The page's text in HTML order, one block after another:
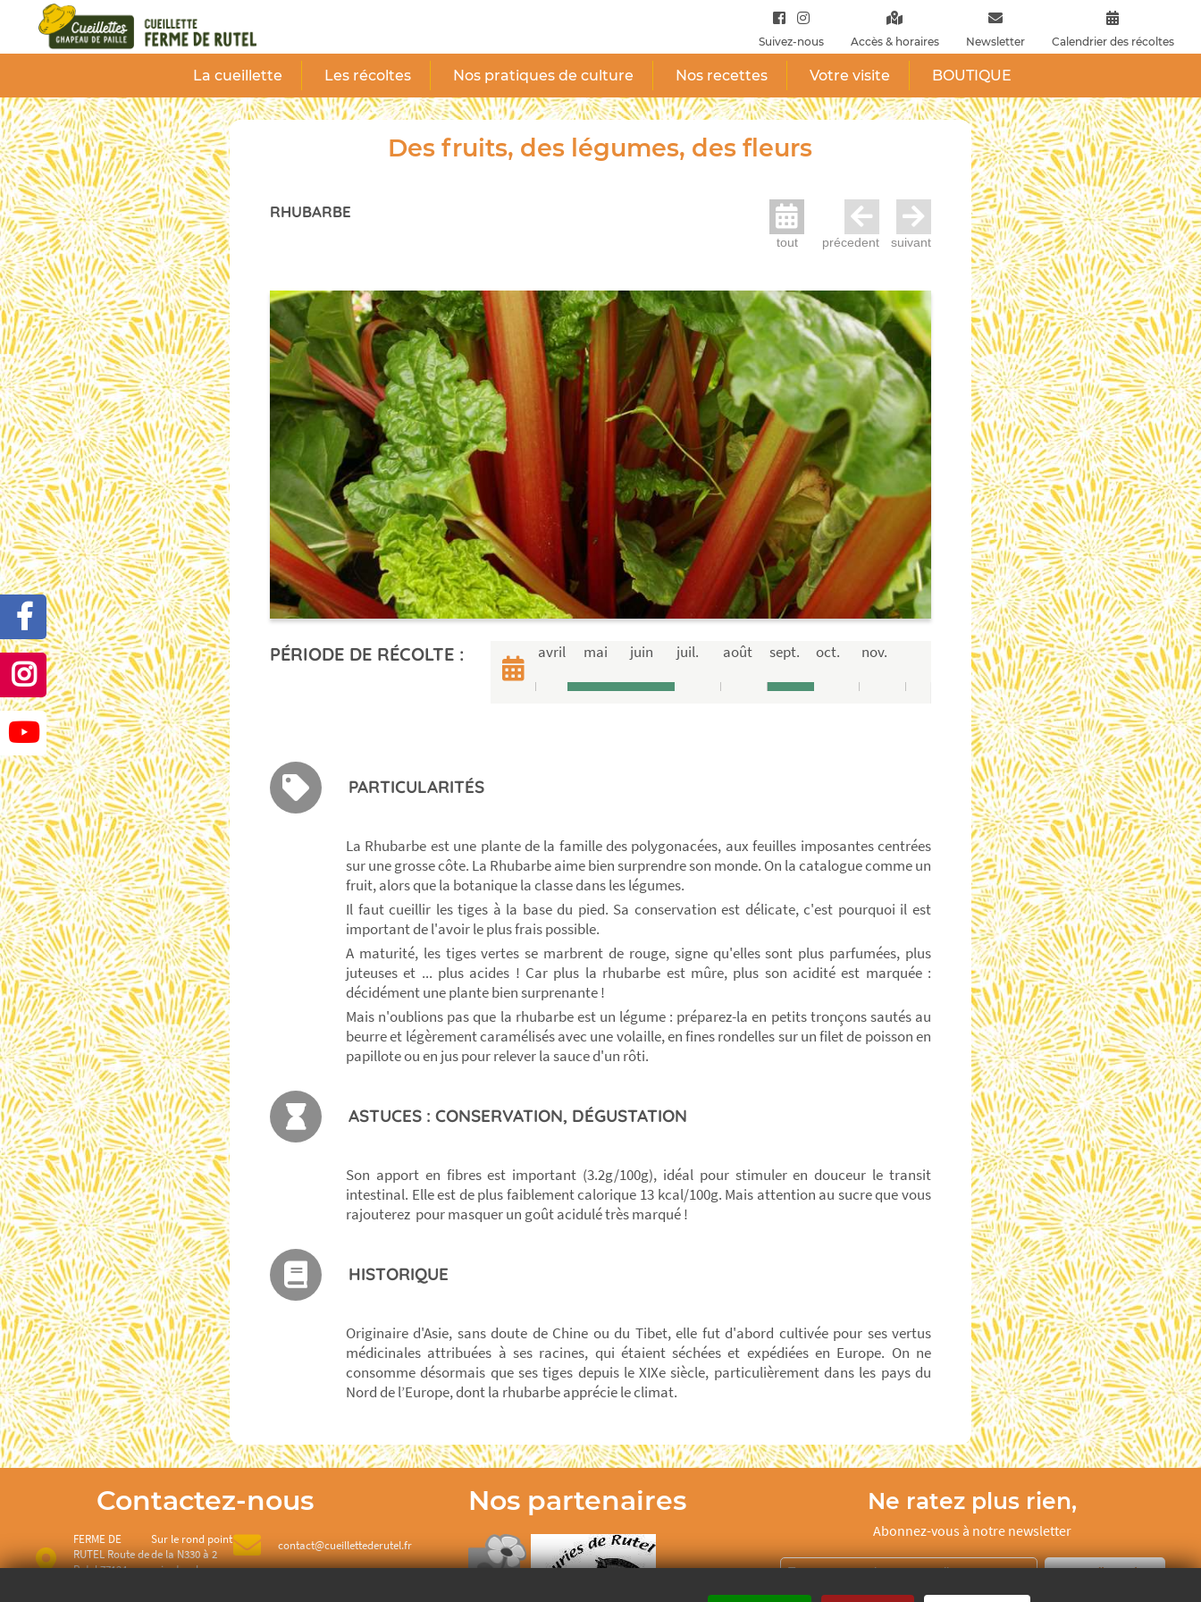
Suivez-nous Accès & horaires Newsletter Calendrier des récoltes
La cueillette Les récoltes Nos pratiques de culture Nos recettes Votre visite BOUTIQUE
Des fruits, des légumes, des fleurs
RHUBARBE
tout précedent suivant
PÉRIODE DE RÉCOLTE : avril mai juin juil. août sept. oct. nov.
PARTICULARITÉS
La Rhubarbe est une plante de la famille des polygonacées, aux feuilles imposantes centrées
sur une grosse côte. La Rhubarbe aime bien surprendre son monde. On la catalogue comme un
fruit, alors que la botanique la classe dans les légumes.
Il faut cueillir les tiges à la base du pied. Sa conservation est délicate, c'est pourquoi il est
important de l'avoir le plus frais possible.
A maturité, les tiges vertes se marbrent de rouge, signe qu'elles sont plus parfumées, plus
juteuses et ... plus acides ! Car plus la rhubarbe est mûre, plus son acidité est marquée :
décidément une plante bien surprenante !
Mais n'oublions pas que la rhubarbe est un légume : préparez-la en petits tronçons sautés au
beurre et légèrement caramélisés avec une volaille, en fines rondelles sur un filet de poisson en
papillote ou en jus pour relever la sauce d'un rôti.
ASTUCES : CONSERVATION, DÉGUSTATION
Son apport en fibres est important (3.2g/100g), idéal pour stimuler en douceur le transit
intestinal. Elle est de plus faiblement calorique 13 kcal/100g. Mais attention au sucre que vous
rajouterez pour masquer un goût acidulé très marqué !
HISTORIQUE
Originaire d'Asie, sans doute de Chine ou du Tibet, elle fut d'abord cultivée pour ses vertus
médicinales attribuées à ses racines, qui étaient séchées et expédiées en Europe. On ne
consomme désormais que ses tiges depuis le XIXe siècle, particulièrement dans les pays du
Nord de l’Europe, dont la rhubarbe apprécie le climat.
Contactez-nous
FERME DE
RUTEL Route de
Rutel 77124
Sur le rond point
de la N330 à 2
minutes de
contact@cueillettederutel.fr
Nos partenaires Ne ratez plus rien,
Abonnez-vous à notre newsletter
Je m’inscris
Panneau de gestion des cookies